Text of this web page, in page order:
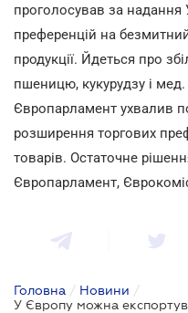
проголосував за надання
преференцій на
продукції. Йдеться про
пшеницю, кукурудзу і
Європарламент ухвалив
розширення торгових
товарів. Остаточне
Європарламент,
Головна / Новини /